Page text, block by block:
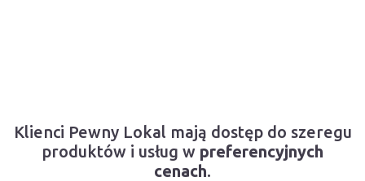
Klienci Pewny Lokal mają dostęp do szeregu
produktów i usług w preferencyjnych
cenach.